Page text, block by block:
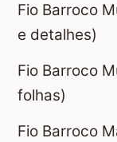
Fio Barroco
e detalhes)
Fio Barroco
folhas)
Fio Barroco